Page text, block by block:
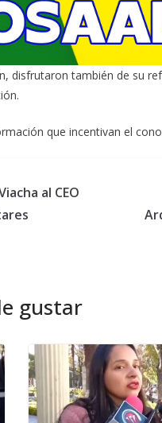
disfrutaron también de su
que incentivan el
al CEO
gustar